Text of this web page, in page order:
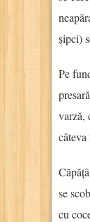
șipci)
Pe
varză,
se
cu